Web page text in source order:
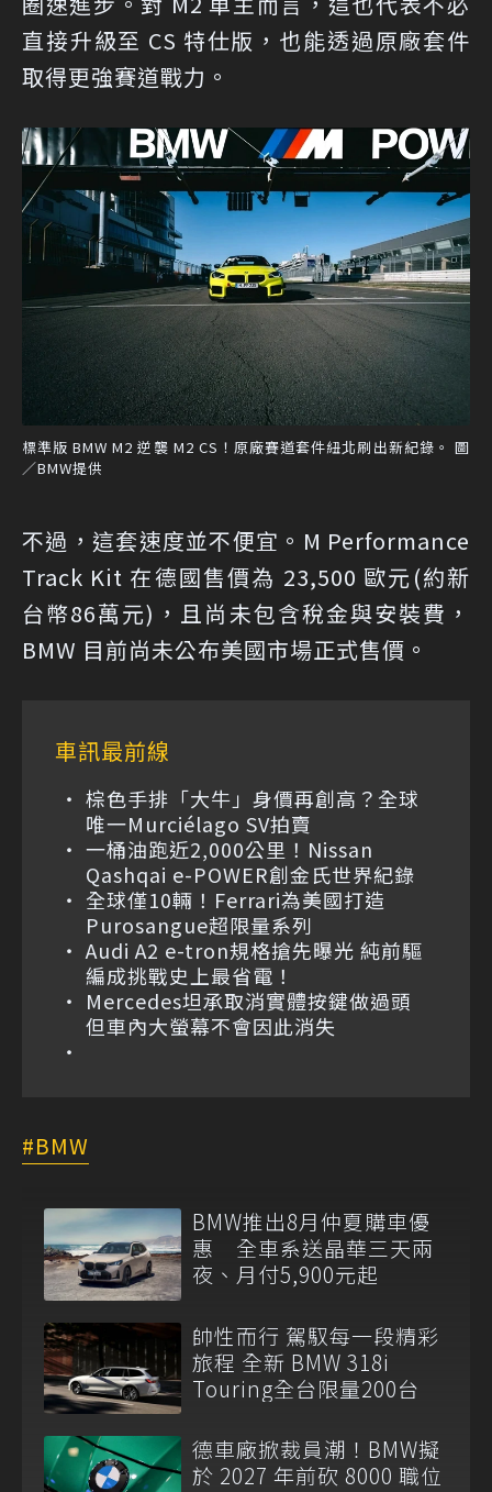
直接升級至 CS 特仕版，也能透過原廠套件
取得更強賽道戰力。
標準版 BMW M2 逆襲 M2 CS！原廠賽道套件紐北刷出新紀錄。 圖
／BMW提供
不過，這套速度並不便宜。M Performance
Track Kit 在德國售價為 23,500 歐元(約新
台幣86萬元)，且尚未包含稅金與安裝費，
BMW 目前尚未公布美國市場正式售價。
車訊最前線
棕色手排「大牛」身價再創高？全球
唯一Murciélago SV拍賣
一桶油跑近2,000公里！Nissan
Qashqai e-POWER創金氏世界紀錄
全球僅10輛！Ferrari為美國打造
Purosangue超限量系列
Audi A2 e-tron規格搶先曝光 純前驅
編成挑戰史上最省電！
Mercedes坦承取消實體按鍵做過頭
但車內大螢幕不會因此消失
BMW
BMW推出8月仲夏購車優
惠 全車系送晶華三天兩
夜、月付5,900元起
帥性而行 駕馭每一段精彩
旅程 全新 BMW 318i
Touring全台限量200台
德車廠掀裁員潮！BMW擬
於 2027 年前砍 8000 職位